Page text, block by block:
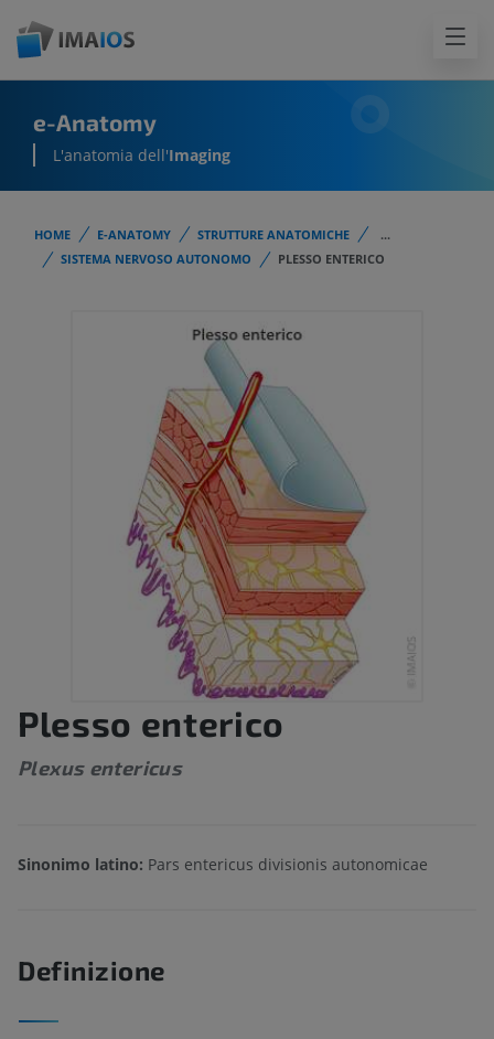
e-Anatomy
L'anatomia dell'Imaging
HOME E-ANATOMY STRUTTURE ANATOMICHE
...
SISTEMA NERVOSO AUTONOMO
PLESSO ENTERICO
Plesso enterico
Plexus entericus
Sinonimo latino: Pars entericus divisionis autonomicae
Definizione